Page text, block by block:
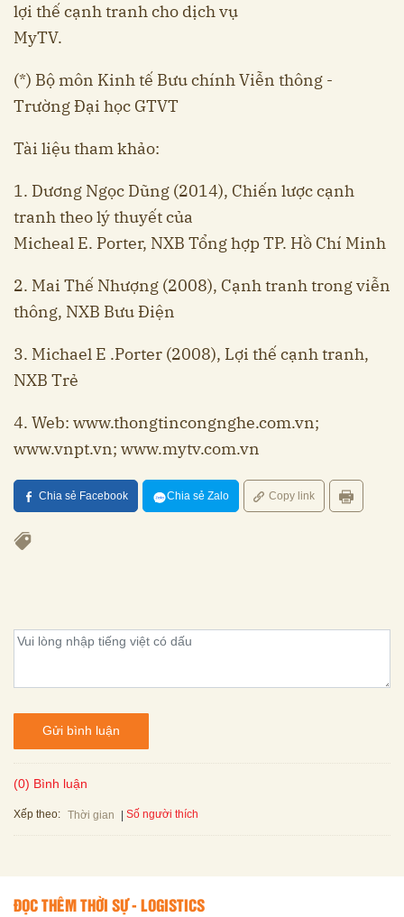
lợi thế cạnh tranh cho dịch vụ
MyTV.
(*) Bộ môn Kinh tế Bưu chính Viễn thông -
Trường Đại học GTVT
Tài liệu tham khảo:
1. Dương Ngọc Dũng (2014), Chiến lược cạnh
tranh theo lý thuyết của
Micheal E. Porter, NXB Tổng hợp TP. Hồ Chí Minh
2. Mai Thế Nhượng (2008), Cạnh tranh trong viễn
thông, NXB Bưu Điện
3. Michael E .Porter (2008), Lợi thế cạnh tranh,
NXB Trẻ
4. Web: www.thongtincongnghe.com.vn;
www.vnpt.vn; www.mytv.com.vn
Chia sẻ Facebook Chia sẻ Zalo Copy link
Gửi bình luận
(0) Bình luận
Xếp theo: Thời gian Số người thích
ĐỌC THÊM THỜI SỰ - LOGISTICS